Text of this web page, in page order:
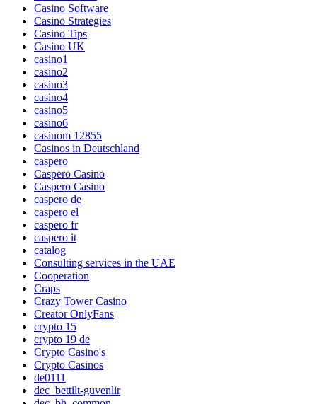
Casino Software
Casino Strategies
Casino Tips
Casino UK
casino1
casino2
casino3
casino4
casino5
casino6
casinom 12855
Casinos in Deutschland
caspero
Caspero Casino
Caspero Casino
caspero de
caspero el
caspero fr
caspero it
catalog
Consulting services in the UAE
Cooperation
Craps
Crazy Tower Сasino
Creator OnlyFans
crypto 15
crypto 19 de
Crypto Casino's
Crypto Casinos
de0111
dec_bettilt-guvenlir